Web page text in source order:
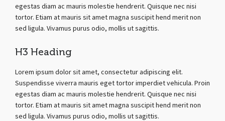
egestas diam ac mauris molestie hendrerit. Quisque nec nisi
tortor. Etiam at mauris sit amet magna suscipit hend merit non
sed ligula. Vivamus purus odio, mollis ut sagittis.
H3 Heading
Lorem ipsum dolor sit amet, consectetur adipiscing elit.
Suspendisse viverra mauris eget tortor imperdiet vehicula. Proin
egestas diam ac mauris molestie hendrerit. Quisque nec nisi
tortor. Etiam at mauris sit amet magna suscipit hend merit non
sed ligula. Vivamus purus odio, mollis ut sagittis.